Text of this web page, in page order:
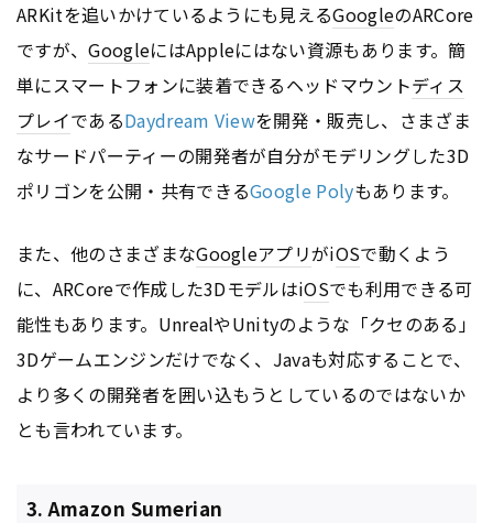
ARKitを追いかけているようにも見えるGoogleのARCore
ですが、GoogleにはAppleにはない資源もあります。簡
単にスマートフォンに装着できるヘッドマウントディス
プレイであるDaydream Viewを開発・販売し、さまざま
なサードパーティーの開発者が自分がモデリングした3D
ポリゴンを公開・共有できるGoogle Polyもあります。
また、他のさまざまなGoogleアプリがiOSで動くよう
に、ARCoreで作成した3DモデルはiOSでも利用できる可
能性もあります。UnrealやUnityのような「クセのある」
3Dゲームエンジンだけでなく、Javaも対応することで、
より多くの開発者を囲い込もうとしているのではないか
とも言われています。
3. Amazon Sumerian